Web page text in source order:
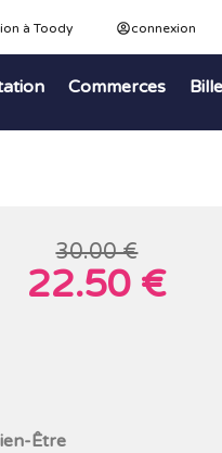
à Toody connexion
Commerces
30.00 €
22.50 €
Être